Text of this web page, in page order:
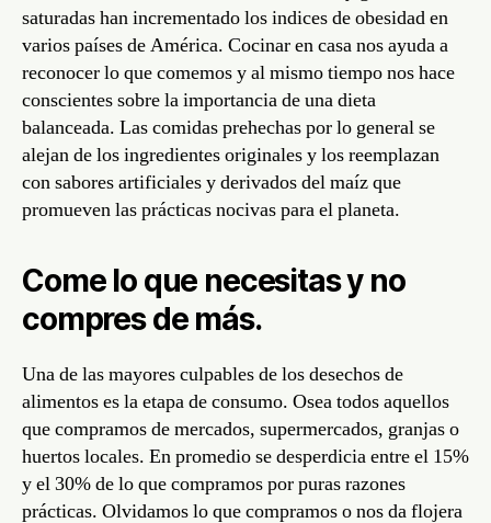
saturadas han incrementado los indices de obesidad en
varios países de América. Cocinar en casa nos ayuda a
reconocer lo que comemos y al mismo tiempo nos hace
conscientes sobre la importancia de una dieta
balanceada. Las comidas prehechas por lo general se
alejan de los ingredientes originales y los reemplazan
con sabores artificiales y derivados del maíz que
promueven las prácticas nocivas para el planeta.
Come lo que necesitas y no
compres de más.
Una de las mayores culpables de los desechos de
alimentos es la etapa de consumo. Osea todos aquellos
que compramos de mercados, supermercados, granjas o
huertos locales. En promedio se desperdicia entre el 15%
y el 30% de lo que compramos por puras razones
prácticas. Olvidamos lo que compramos o nos da flojera